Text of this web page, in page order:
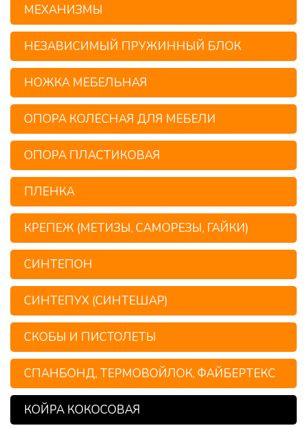
МЕХАНИЗМЫ
НЕЗАВИСИМЫЙ ПРУЖИННЫЙ БЛОК
НОЖКА МЕБЕЛЬНАЯ
ОПОРА КОЛЕСНАЯ ДЛЯ МЕБЕЛИ
ОПОРА ПЛАСТИКОВАЯ
ПЛЕНКА
КРЕПЕЖ (МЕТИЗЫ, САМОРЕЗЫ, ГАЙКИ)
СИНТЕПОН
СИНТЕПУХ (СИНТЕШАР)
СКОБЫ И ПИСТОЛЕТЫ
СПАНБОНД, ТЕРМОВОЙЛОК, ФАЙБЕРТЕКС
КОЙРА КОКОСОВАЯ